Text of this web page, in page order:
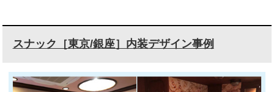
スナック［東京/銀座］内装デザイン事例